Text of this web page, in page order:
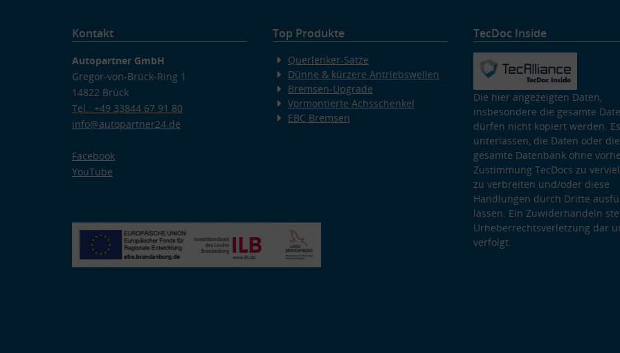
Kontakt
Autopartner GmbH
Gregor-von-Brück-Ring 1
14822 Brück
Tel.: +49 33844 67 91 80
info@autopartner24.de
Facebook
YouTube
Top Produkte
Querlenker-Sätze
Dünne & kürzere Antriebswellen
Bremsen-Upgrade
Vormontierte Achsschenkel
EBC Bremsen
TecDoc Inside
Die hier angezeigten Daten,
insbesondere die gesamte
dürfen nicht kopiert werden.
unterlassen, die Daten oder die
gesamte Datenbank ohne
Zustimmung TecDocs zu
zu verbreiten und/oder diese
Handlungen durch Dritte
lassen. Ein Zuwiderhandeln
Urheberrechtsverletzung dar
verfolgt.